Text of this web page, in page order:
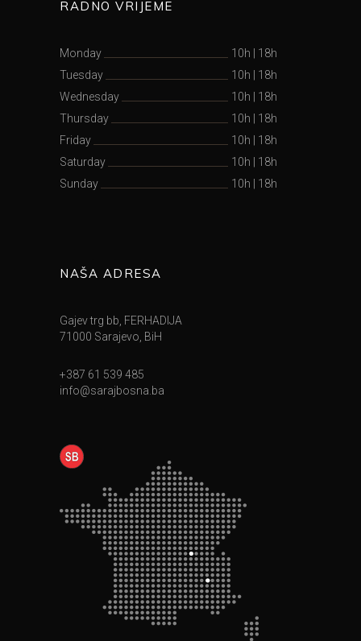
RADNO VRIJEME
Monday 10h
18h
Tuesday
10h
18h
Wednesday
10h
18h
Thursday
10h
18h
Friday
10h
18h
Saturday
10h
18h
Sunday
10h 18h
NAŠA ADRESA
Gajev trg bb, FERHADIJA
71000 Sarajevo, BiH
+387 61 539 485
info@sarajbosna.ba